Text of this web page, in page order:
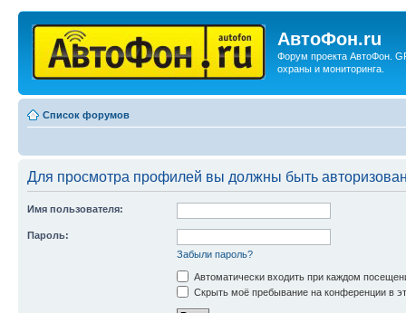
АвтоФон.ru
Форум проекта АвтоФон.
охраны и мониторинга.
Список форумов
Для просмотра профилей вы должны быть
Имя пользователя:
Пароль:
Забыли пароль?
Автоматически входить при каждом
Скрыть моё пребывание на конференции в